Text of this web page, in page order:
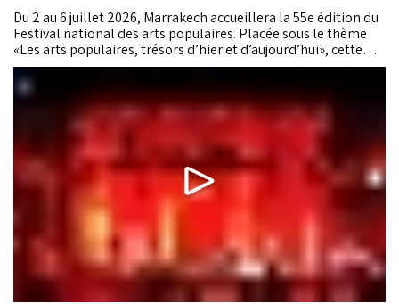
Du 2 au 6 juillet 2026, Marrakech accueillera la 55e édition du
Festival national des arts populaires. Placée sous le thème
«Les arts populaires, trésors d’hier et d’aujourd’hui», cette
édition marque le retour du spectacle principal au Palais El
Badiâ, inaugure la Medersa Ben Youssef comme nouveau lieu
de représentation et rend un hommage inédit à la Aïta au
féminin, confirmant la volonté du Festival de conjuguer
transmission, mémoire et renouveau.